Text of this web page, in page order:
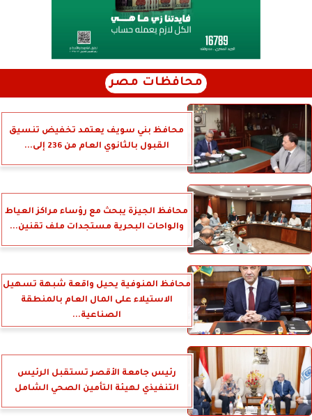
محافظات مصر
محافظ بني سويف يعتمد تخفيض تنسيق
القبول بالثانوي العام من 236 إلى...
محافظ الجيزة يبحث مع رؤساء مراكز العياط
والواحات البحرية مستجدات ملف تقنين...
محافظ المنوفية يحيل واقعة شبهة تسهيل
الاستيلاء على المال العام بالمنطقة
الصناعية...
رئيس جامعة الأقصر تستقبل الرئيس
التنفيذي لهيئة التأمين الصحي الشامل